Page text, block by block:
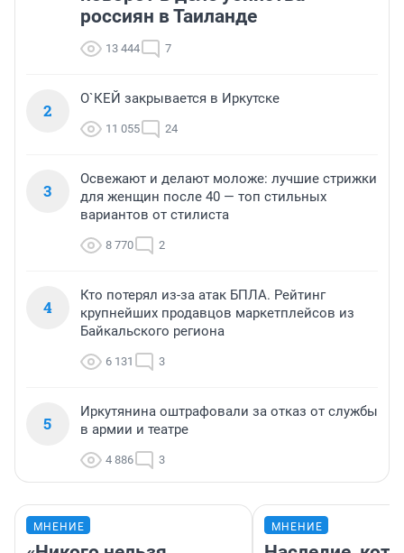
россиян в Таиланде
13 444 7
2
О`КЕЙ закрывается в Иркутске
11 055 24
3
Освежают и делают моложе: лучшие стрижки
для женщин после 40 — топ стильных
вариантов от стилиста
8 770 2
4
Кто потерял из-за атак БПЛА. Рейтинг
крупнейших продавцов маркетплейсов из
Байкальского региона
6 131 3
5
Иркутянина оштрафовали за отказ от службы
в армии и театре
4 886 3
МНЕНИЕ МНЕНИЕ